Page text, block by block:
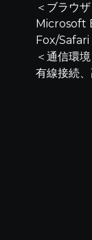
＜ブラウ
Microsoft
Fox/Safari
＜通信環境
有線接続